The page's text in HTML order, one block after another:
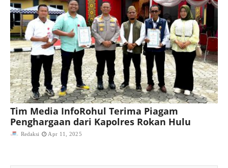
Tim Media InfoRohul Terima Piagam
Penghargaan dari Kapolres Rokan Hulu
Redaksi Apr 11, 2025